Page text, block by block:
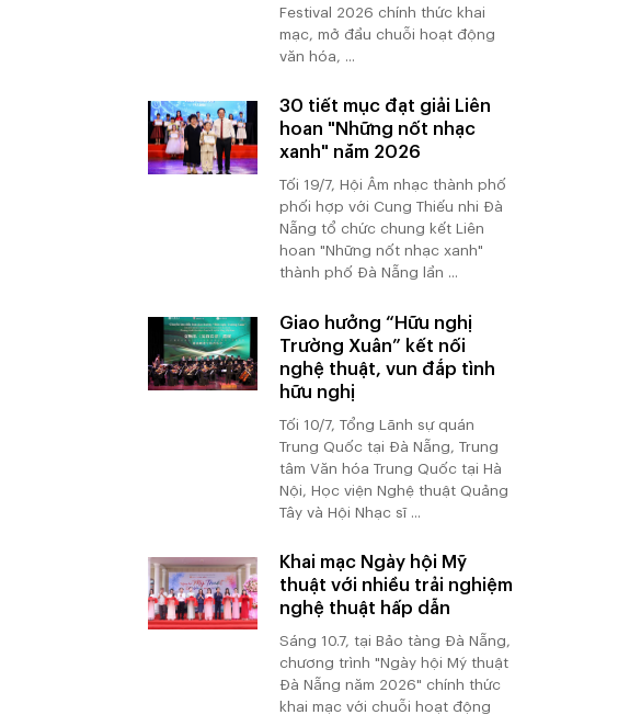
Festival 2026 chính thức khai
mạc, mở đầu chuỗi hoạt động
văn hóa, ...
30 tiết mục đạt giải Liên
hoan "Những nốt nhạc
xanh" năm 2026
Tối 19/7, Hội Âm nhạc thành phố
phối hợp với Cung Thiếu nhi Đà
Nẵng tổ chức chung kết Liên
hoan "Những nốt nhạc xanh"
thành phố Đà Nẵng lần ...
Giao hưởng “Hữu nghị
Trường Xuân” kết nối
nghệ thuật, vun đắp tình
hữu nghị
Tối 10/7, Tổng Lãnh sự quán
Trung Quốc tại Đà Nẵng, Trung
tâm Văn hóa Trung Quốc tại Hà
Nội, Học viện Nghệ thuật Quảng
Tây và Hội Nhạc sĩ ...
Khai mạc Ngày hội Mỹ
thuật với nhiều trải nghiệm
nghệ thuật hấp dẫn
Sáng 10.7, tại Bảo tàng Đà Nẵng,
chương trình "Ngày hội Mỹ thuật
Đà Nẵng năm 2026" chính thức
khai mạc với chuỗi hoạt động